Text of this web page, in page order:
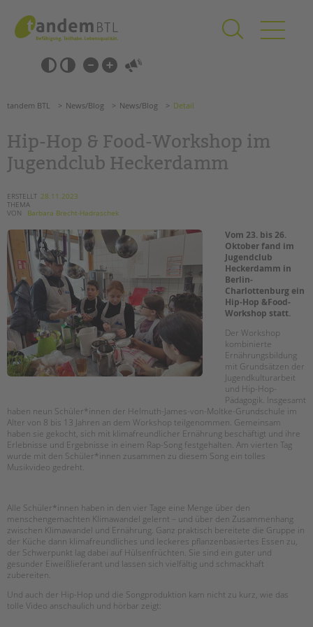
springen
Barrierefrei-
Einstellungen
überspringen
überspringen
SCHULE & GANZTAG
Grundschulen
Oberschulen
Förderzentren
EFöB
Schulbezogene Sozialarbeit
Tagesgruppen
HILFEN ZUR ERZIEHUNG
EINGLIEDERUNGSHILFE
BETREUTES WOHNEN
Zertfikatskurse
Seminarkalender
Seminarräume
PROFIL | LEITBILD
Bereiche im Überblick
Kinder- und Jugendschutz
Unsere Videos
Gesellschafter VdK
schoolcoach BTL
Suchen
tandem BTL News/Blog News/Blog Detail
Hip-Hop & Food-Workshop im
Jugendclub Heckerdamm
ERSTELLT 28.11.2023
THEMA
VON
Barbara Brecht-Hadraschek
Vom 23. bis 26.
Oktober fand im
Jugendclub
Heckerdamm in
Berlin-
Charlottenburg ein
Hip-Hop &Food-
Workshop statt.
Der Workshop
kombinierte
Ernährungsbildung
mit Grundsätzen der
Jugendkulturarbeit
und Hip-Hop-
Pädagogik. Insgesamt
haben neun Schüler*innen der Helmuth-James-von-Moltke-Grundschule im
Alter von 8 bis 13 Jahren an dem Workshop teilgenommen. Gemeinsam
haben sie gekocht, sich mit klimafreundlicher Ernährung beschäftigt und ihre
Erlebnisse und Ergebnisse in einem Rap-Song festgehalten. Am vierten Tag
wurde mit den Schüler*innen zusammen zu diesem Song ein tolles
Musikvideo gedreht.
Alle Schüler*innen haben in den vier Tage eine Menge über den
menschengemachten Klimawandel gelernt – und über den Zusammenhang
zwischen Klimawandel und Ernährung. Ganz praktisch bereitete die Gruppe in
der Küche dann klimafreundliches und leckeres pflanzenbasiertes Essen zu,
der Schwerpunkt lag dabei auf Hülsenfrüchten. Sie sind ein guter und
gesunder Eiweißlieferant und lassen sich vielfältig und schmackhaft
zubereiten.
Und auch der Hip-Hop und die Songproduktion kam nicht zu kurz, wie das
tolle Video anschaulich und hörbar zeigt: